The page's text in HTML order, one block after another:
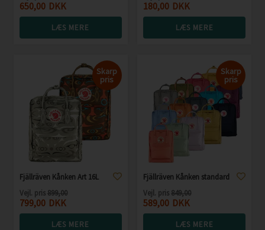
650,00 DKK
LÆS MERE
180,00 DKK
LÆS MERE
Skarp
pris
Fjällräven Kånken Art 16L
Vejl. pris899,00
799,00 DKK
LÆS MERE
Skarp
pris
Fjällräven Kånken standard
Vejl. pris 849,00
589,00 DKK
LÆS MERE